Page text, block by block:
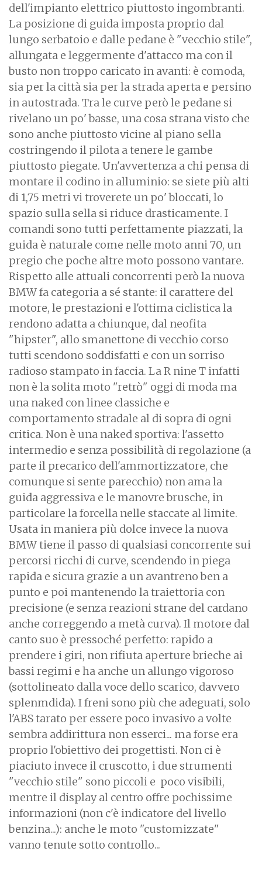
dell'impianto elettrico piuttosto ingombranti.
La posizione di guida imposta proprio dal
lungo serbatoio e dalle pedane è "vecchio stile",
allungata e leggermente d'attacco ma con il
busto non troppo caricato in avanti: è comoda,
sia per la città sia per la strada aperta e persino
in autostrada. Tra le curve però le pedane si
rivelano un po' basse, una cosa strana visto che
sono anche piuttosto vicine al piano sella
costringendo il pilota a tenere le gambe
piuttosto piegate. Un'avvertenza a chi pensa di
montare il codino in alluminio: se siete più alti
di 1,75 metri vi troverete un po' bloccati, lo
spazio sulla sella si riduce drasticamente. I
comandi sono tutti perfettamente piazzati, la
guida è naturale come nelle moto anni 70, un
pregio che poche altre moto possono vantare.
Rispetto alle attuali concorrenti però la nuova
BMW fa categoria a sé stante: il carattere del
motore, le prestazioni e l'ottima ciclistica la
rendono adatta a chiunque, dal neofita
"hipster", allo smanettone di vecchio corso
tutti scendono soddisfatti e con un sorriso
radioso stampato in faccia. La R nine T infatti
non è la solita moto "retrò" oggi di moda ma
una naked con linee classiche e
comportamento stradale al di sopra di ogni
critica. Non è una naked sportiva: l'assetto
intermedio e senza possibilità di regolazione (a
parte il precarico dell'ammortizzatore, che
comunque si sente parecchio) non ama la
guida aggressiva e le manovre brusche, in
particolare la forcella nelle staccate al limite.
Usata in maniera più dolce invece la nuova
BMW tiene il passo di qualsiasi concorrente sui
percorsi ricchi di curve, scendendo in piega
rapida e sicura grazie a un avantreno ben a
punto e poi mantenendo la traiettoria con
precisione (e senza reazioni strane del cardano
anche correggendo a metà curva). Il motore dal
canto suo è pressoché perfetto: rapido a
prendere i giri, non rifiuta aperture brieche ai
bassi regimi e ha anche un allungo vigoroso
(sottolineato dalla voce dello scarico, davvero
splenmdida). I freni sono più che adeguati, solo
l'ABS tarato per essere poco invasivo a volte
sembra addirittura non esserci... ma forse era
proprio l'obiettivo dei progettisti. Non ci è
piaciuto invece il cruscotto, i due strumenti
"vecchio stile" sono piccoli e poco visibili,
mentre il display al centro offre pochissime
informazioni (non c'è indicatore del livello
benzina...): anche le moto "customizzate"
vanno tenute sotto controllo...